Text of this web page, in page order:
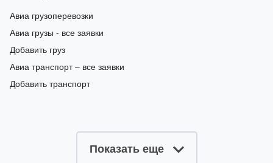
Авиа грузоперевозки
Авиа грузы - все заявки
Добавить груз
Авиа транспорт – все заявки
Добавить транспорт
Показать еще